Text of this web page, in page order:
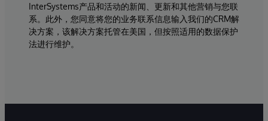
InterSystems产品和活动的新闻、更新和其他营销与您联
系。此外，您同意将您的业务联系信息输入我们的CRM解
决方案，该解决方案托管在美国，但按照适用的数据保护
法进行维护。